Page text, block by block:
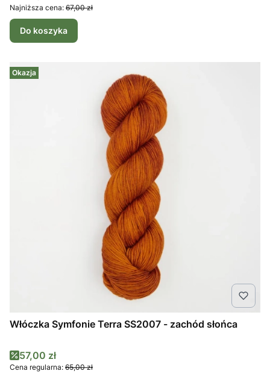
Najniższa cena: 67,00 zł
Do koszyka
Okazja
Włóczka Symfonie Terra SS2007 - zachód słońca
Cena promocyjna
57,00 zł
Cena regularna: 65,00 zł